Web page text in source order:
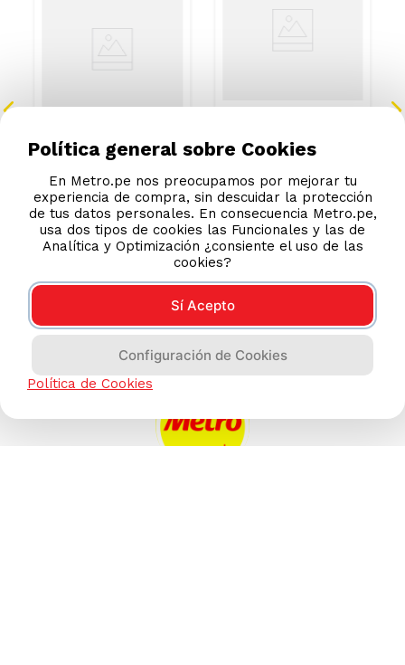
Felix Alimento Húmedo
para Gatos Paté de
Lata 156 gr
S/ 7.00
S/7.70
S/ 4. 90
S/6.39
Política general sobre Cookies
En Metro.pe nos preocupamos por mejorar tu
experiencia de compra, sin descuidar la protección
de tus datos personales. En consecuencia Metro.pe,
usa dos tipos de cookies las Funcionales y las de
Analítica y Optimización ¿consiente el uso de las
cookies?
Sí Acepto
Configuración de Cookies
Política de Cookies